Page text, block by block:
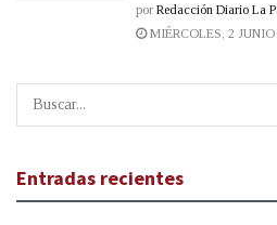
por Redacción Diario La
MIÉRCOLES, 2
Entradas recientes